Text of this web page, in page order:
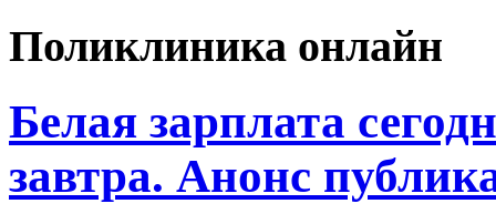
Поликлиника онлайн
Белая зарплата
завтра. Анонс